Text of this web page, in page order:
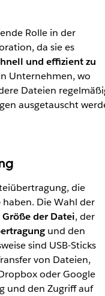
Rolle in der
da sie es
und effizient zu
Unternehmen, wo
Dateien
ausgetauscht
die
haben. Die Wahl der
Größe der Datei, der
und den
sind USB-Sticks
von Dateien,
oder Google
und den Zugriff auf